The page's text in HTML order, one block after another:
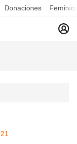
Donaciones